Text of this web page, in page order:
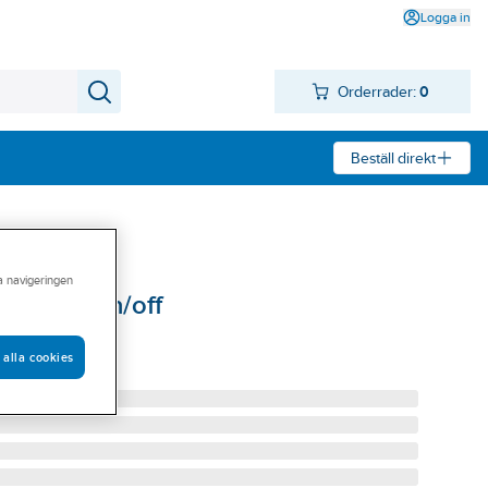
Logga in
Orderrader: 0
Beställ direkt
Radar on/off
RAD LUMO
navigeringen
alla cookies